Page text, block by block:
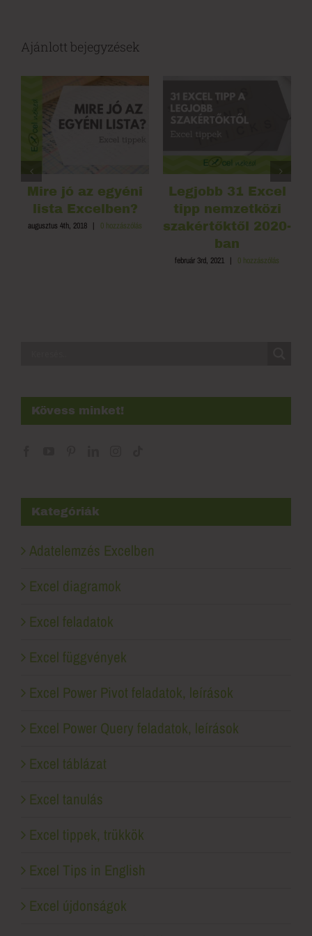
Ajánlott bejegyzések
Mire jó az egyéni
lista Excelben?
augusztus 4th, 2018 | 0 hozzászólás
Legjobb 31 Excel
tipp nemzetközi
szakértőktől 2020-
ban
február 3rd, 2021 | 0 hozzászólás
Kövess minket!
Kategóriák
Adatelemzés Excelben
Excel diagramok
Excel feladatok
Excel függvények
Excel Power Pivot feladatok, leírások
Excel Power Query feladatok, leírások
Excel táblázat
Excel tanulás
Excel tippek, trükkök
Excel Tips in English
Excel újdonságok